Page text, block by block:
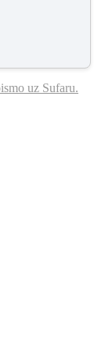
uz Sufaru.